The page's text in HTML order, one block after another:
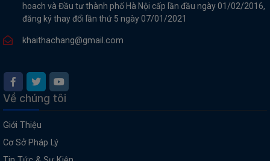
hoach và Đầu tư thành phố Hà Nội cấp lần đầu ngày 01/02/2016,
đăng ký thay đổi lần thứ 5 ngày 07/01/2021
khaithachang@gmail.com
Về chúng tôi
Giới Thiệu
Cơ Sở Pháp Lý